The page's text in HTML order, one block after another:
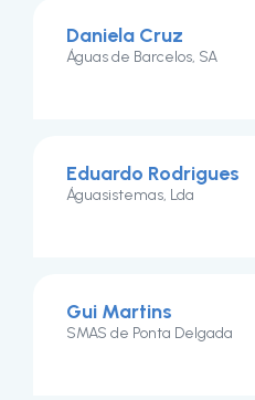
Daniela Cruz
Águas de Barcelos, SA
Eduardo Rodrigues
Águasistemas, Lda
Gui Martins
SMAS de Ponta Delgada